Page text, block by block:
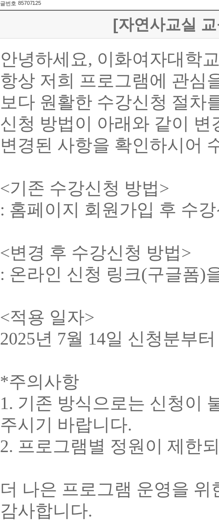
글번호 85707125
[자연사교실
안녕하세요, 이화여자대학
항상 저희 프로그램에 관심
보다 원활한 수강신청 절차
신청 방법이 아래와 같이 변
변경된 사항을 확인하시어
<기존 수강신청 방법>
: 홈페이지 회원가입 후 수
<변경 후 수강신청 방법>
: 온라인 신청 링크(구글폼)
<적용 일자>
2025년 7월 14일 신청분부
*주의사항
1. 기존 방식으로는 신청이
주시기 바랍니다.
2. 프로그램별 정원이 제한
더 나은 프로그램 운영을
감사합니다.